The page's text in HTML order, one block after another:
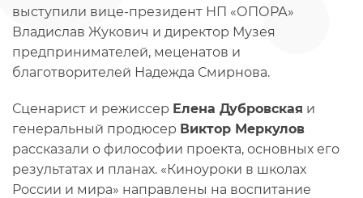
выступили вице-президент НП «ОПОРА»
Владислав Жукович и директор Музея
предпринимателей, меценатов и
благотворителей Надежда Смирнова.
Сценарист и режиссер Елена Дубровская и
генеральный продюсер Виктор Меркулов
рассказали о философии проекта, основных его
результатах и планах. «Киноуроки в школах
России и мира» направлены на воспитание